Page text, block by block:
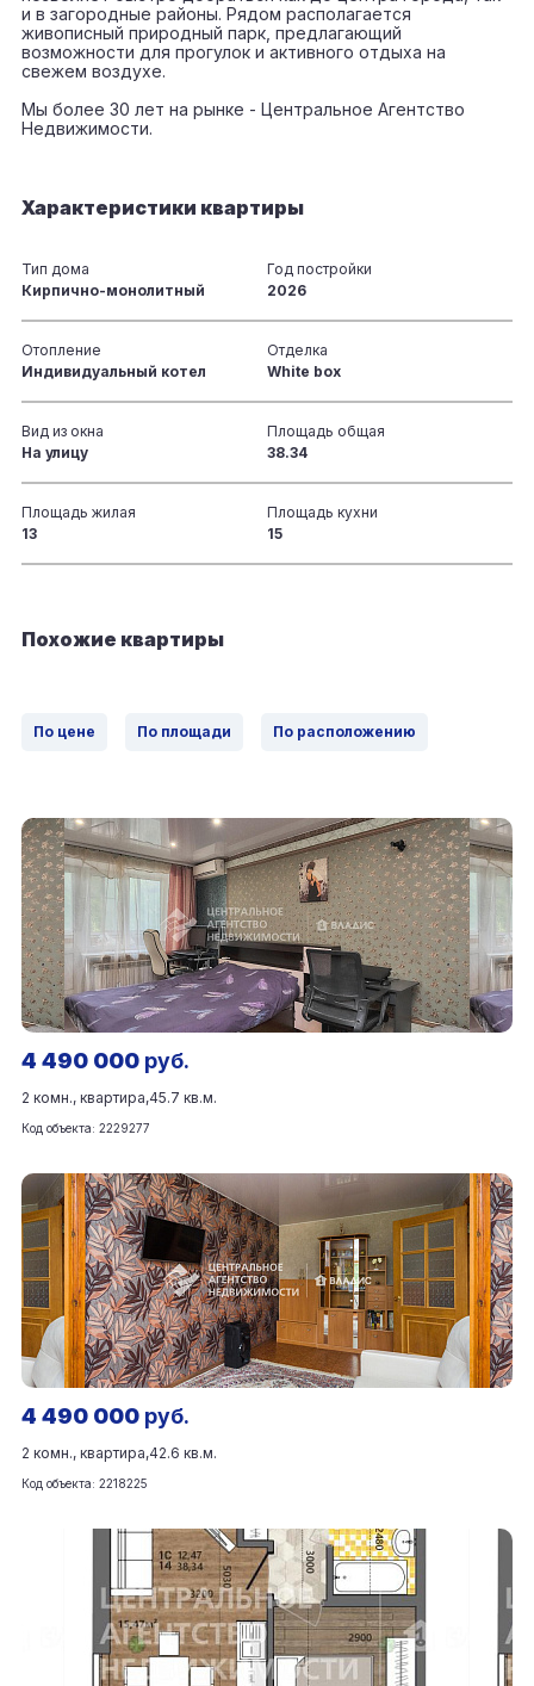
и в загородные районы. Рядом располагается
живописный природный парк, предлагающий
возможности для прогулок и активного отдыха на
свежем воздухе.
Мы более 30 лет на рынке - Центральное Агентство
Недвижимости.
Характеристики квартиры
Тип дома
Кирпично-монолитный
Год постройки
2026
Отопление
Индивидуальный котел
Отделка
White box
Вид из окна
На улицу
Площадь общая
38.34
Площадь жилая
13
Площадь кухни
15
Похожие квартиры
По цене По площади По расположению
4 490 000 руб.
2 комн., квартира,45.7 кв.м.
Код объекта: 2229277
4 490 000 руб.
2 комн., квартира,42.6 кв.м.
Код объекта: 2218225